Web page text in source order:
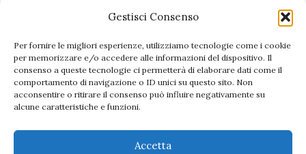
Gestisci Consenso
Per fornire le migliori esperienze, utilizziamo tecnologie come i cookie
per memorizzare e/o accedere alle informazioni del dispositivo. Il
consenso a queste tecnologie ci permetterà di elaborare dati come il
comportamento di navigazione o ID unici su questo sito. Non
acconsentire o ritirare il consenso può influire negativamente su
alcune caratteristiche e funzioni.
Accetta